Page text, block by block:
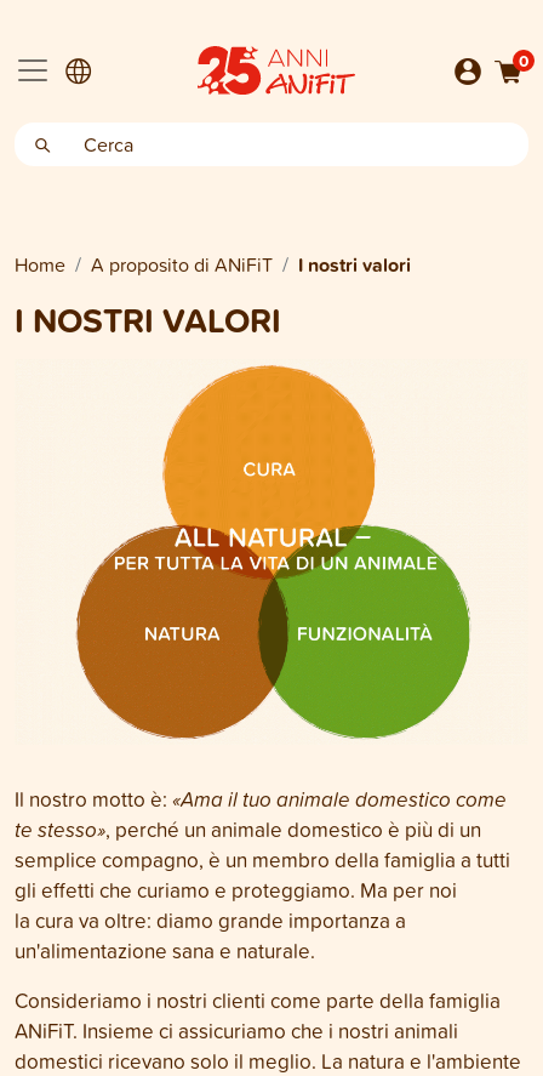
0
Home A proposito di ANiFiT I nostri valori
I NOSTRI VALORI
Il nostro motto è: «Ama il tuo animale domestico come
te stesso», perché un animale domestico è più di un
semplice compagno, è un membro della famiglia a tutti
gli effetti che curiamo e proteggiamo. Ma per noi
la cura va oltre: diamo grande importanza a
un'alimentazione sana e naturale.
Consideriamo i nostri clienti come parte della famiglia
ANiFiT. Insieme ci assicuriamo che i nostri animali
domestici ricevano solo il meglio. La natura e l'ambiente